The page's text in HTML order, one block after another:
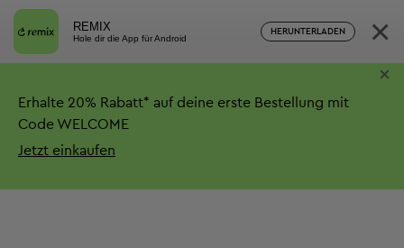
REMIX
Hole dir die App für Android
HERUNTERLADEN ×
Erhalte 20% Rabatt* auf deine erste Bestellung mit
Code WELCOME
Jetzt einkaufen
×